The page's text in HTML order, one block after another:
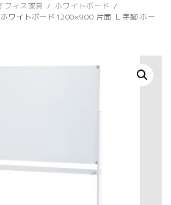
フィス家具
ホワイトボード
ワイトボード1200×900 片面 Ｌ字脚 ホー